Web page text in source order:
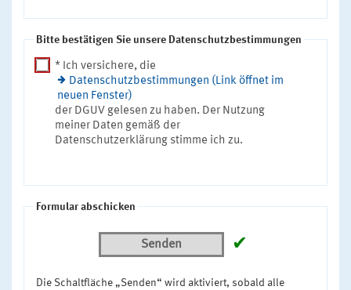
Bitte bestätigen Sie unsere Datenschutzbestimmungen
* Ich versichere, die
Datenschutzbestimmungen (Link öffnet im
neuen Fenster)
der DGUV gelesen zu haben. Der Nutzung
meiner Daten gemäß der
Datenschutzerklärung stimme ich zu.
Formular abschicken
Senden ✔
Die Schaltfläche „Senden“ wird aktiviert, sobald alle